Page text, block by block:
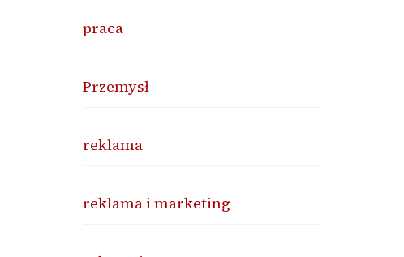
praca
Przemysł
reklama
reklama i marketing